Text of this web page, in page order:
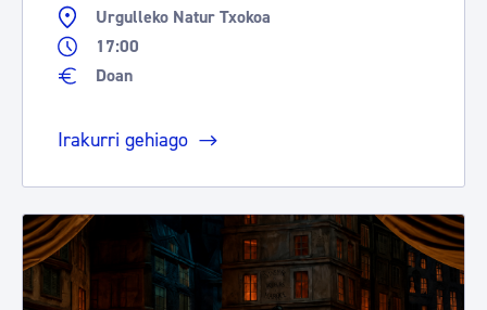
Urgulleko Natur Txokoa
17:00
Doan
Irakurri gehiago